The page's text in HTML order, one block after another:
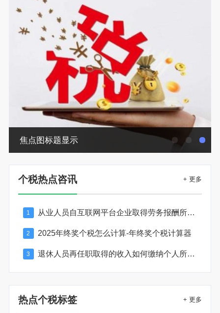
焦点图标题显示
个税热点咨讯 + 更多
1 从业人员自互联网平台企业取得劳务报酬所得的个人所得税预扣预缴计算方法
2 2025年终奖个税怎么计算-年终奖个税计算器
3 退休人员再任职取得的收入如何缴纳个人所得税
热点个税标签 + 更多